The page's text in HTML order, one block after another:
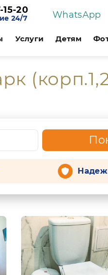
15-20
24/7 WhatsApp
Услуги Детям